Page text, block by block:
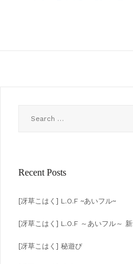
Recent Posts
[冴草こはく] L.O.F ~あいフル~
[冴草こはく] L.O.F ～あいフル～
[冴草こはく] 秘遊び